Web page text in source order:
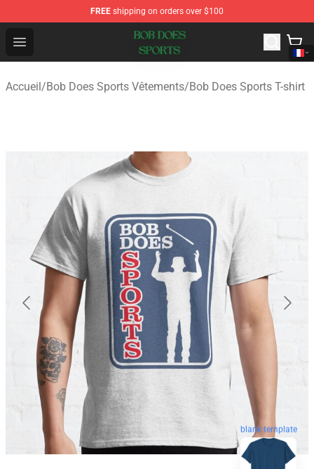
FREE shipping on orders over $100
Open menu
Bob Does Sports Store - Official Bob Does Sports
Accueil/Bob Does Sports Vêtements/Bob Does Sports T-shirt
blank template